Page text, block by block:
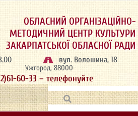
ОБЛАСНИЙ ОРГАНІЗАЦІЙНО-
МЕТОДИЧНИЙ ЦЕНТР КУЛЬТУРИ
ЗАКАРПАТСЬКОЇ ОБЛАСНОЇ РАДИ
вул. Волошина, 18
Ужгород, 88000
60-33 – телефонуйте